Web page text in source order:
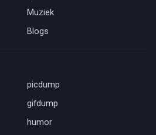
Muziek
Blogs
picdump
gifdump
humor